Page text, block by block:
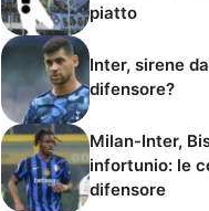
piatto
Inter, sirene
difensore?
Milan-Inter,
infortunio: le
difensore